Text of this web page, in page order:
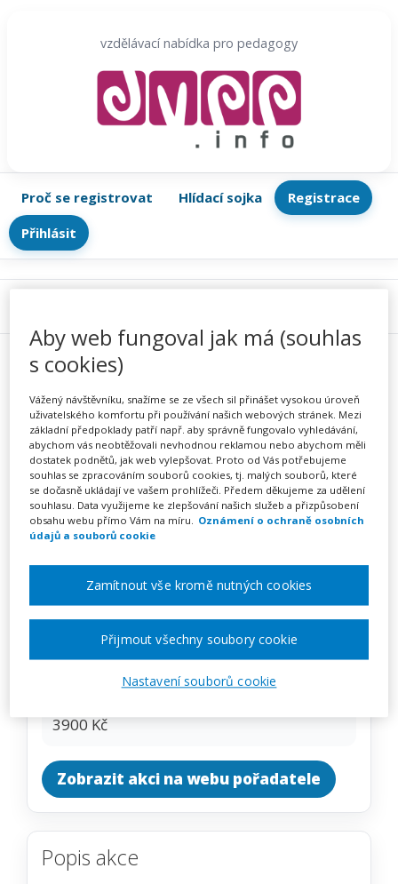
vzdělávací nabídka pro pedagogy
Proč se registrovat Hlídací sojka
Registrace
Přihlásit
Právní rámec zápisů do
základních škol – kurz na klíč
Pořádá INFRA, s.r.o.
na klíč
3900 Kč
Zobrazit akci na webu pořadatele
Popis akce
Aby web fungoval jak má (souhlas
s cookies)
Vážený návštěvníku, snažíme se ze všech sil přinášet vysokou úroveň
uživatelského komfortu při používání našich webových stránek. Mezi
základní předpoklady patří např. aby správně fungovalo vyhledávání,
abychom vás neobtěžovali nevhodnou reklamou nebo abychom měli
dostatek podnětů, jak web vylepšovat. Proto od Vás potřebujeme
souhlas se zpracováním souborů cookies, tj. malých souborů, které
se dočasně ukládají ve vašem prohlížeči. Předem děkujeme za udělení
souhlasu. Data využijeme ke zlepšování našich služeb a přizpůsobení
obsahu webu přímo Vám na míru. Oznámení o ochraně osobních
údajů a souborů cookie
Nastavení souborů cookie
Zamítnout vše kromě nutných cookies
Přijmout všechny soubory cookie